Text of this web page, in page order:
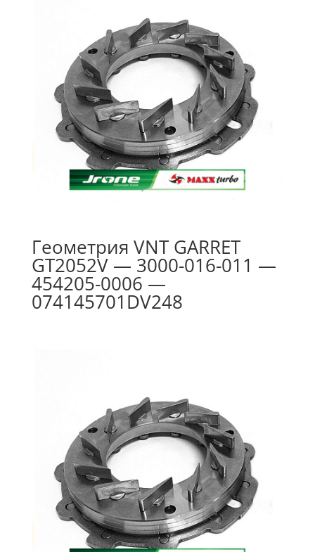
Геометрия VNT GARRET
GT2052V — 3000-016-011 —
454205-0006 —
074145701DV248